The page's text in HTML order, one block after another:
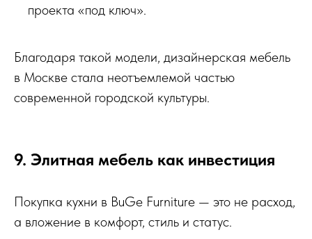
проекта «под ключ».
Благодаря такой модели, дизайнерская мебель
в Москве стала неотъемлемой частью
современной городской культуры.
9. Элитная мебель как инвестиция
Покупка кухни в BuGe Furniture — это не расход,
а вложение в комфорт, стиль и статус.